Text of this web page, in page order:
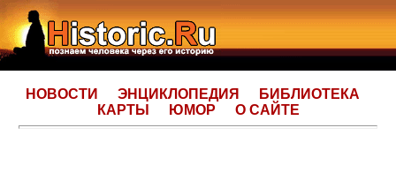
НОВОСТИ ЭНЦИКЛОПЕДИЯ
БИБЛИОТЕКА
КАРТЫ
ЮМОР О САЙТЕ